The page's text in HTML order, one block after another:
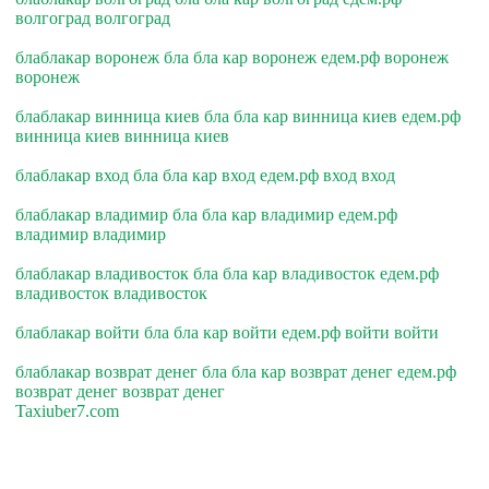
волгоград волгоград
блаблакар воронеж бла бла кар воронеж едем.рф воронеж
воронеж
блаблакар винница киев бла бла кар винница киев едем.рф
винница киев винница киев
блаблакар вход бла бла кар вход едем.рф вход вход
блаблакар владимир бла бла кар владимир едем.рф
владимир владимир
блаблакар владивосток бла бла кар владивосток едем.рф
владивосток владивосток
блаблакар войти бла бла кар войти едем.рф войти войти
блаблакар возврат денег бла бла кар возврат денег едем.рф
возврат денег возврат денег
Taxiuber7.com